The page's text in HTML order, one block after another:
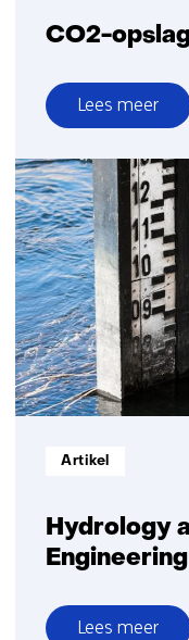
CO2-
Lees meer
over
CO2-
opslag
Hydrology
Engineering
Informatietype:
Artikel
Lees meer